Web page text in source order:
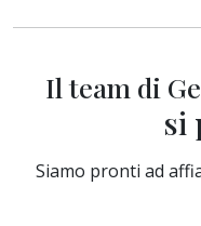
Il team di
si
Siamo pronti ad